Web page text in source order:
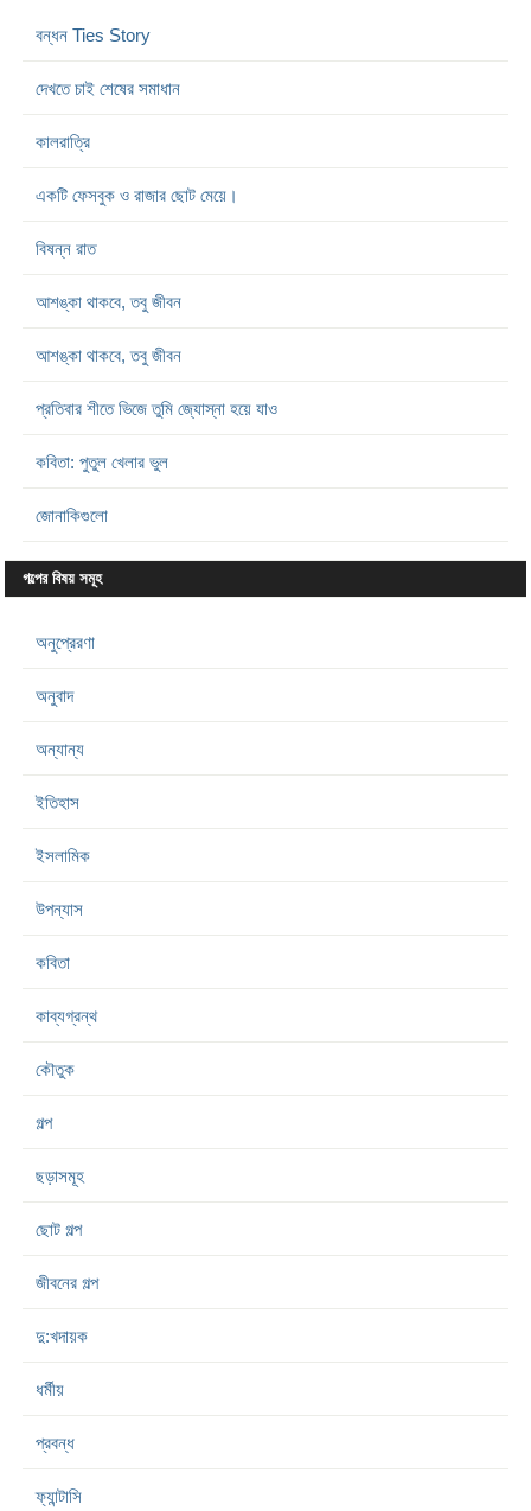
বন্ধন Ties Story
দেখতে চাই শেষের সমাধান
কালরাত্রি
একটি ফেসবুক ও রাজার ছোট মেয়ে।
বিষন্ন রাত
আশঙ্কা থাকবে, তবু জীবন
আশঙ্কা থাকবে, তবু জীবন
প্রতিবার শীতে ভিজে তুমি জ্যোস্না হয়ে যাও
কবিতা: পুতুল খেলার ভুল
জোনাকিগুলো
গল্পের বিষয় সমূহ
অনুপ্রেরণা
অনুবাদ
অন্যান্য
ইতিহাস
ইসলামিক
উপন্যাস
কবিতা
কাব্যগ্রন্থ
কৌতুক
গল্প
ছড়াসমূহ
ছোট গল্প
জীবনের গল্প
দু:খদায়ক
ধর্মীয়
প্রবন্ধ
ফ্যান্টাসি